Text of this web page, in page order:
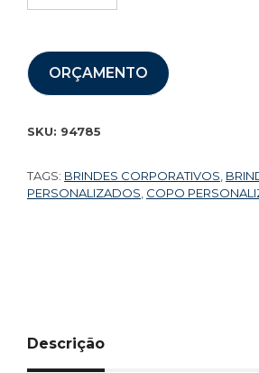
ORÇAMENTO
SKU: 94785
TAGS: BRINDES CORPORATIVOS
PERSONALIZADOS COPO
Descrição